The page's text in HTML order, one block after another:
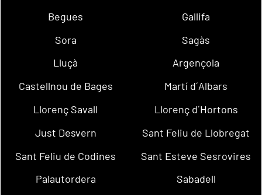
Begues
Gallifa
Sora
Sagàs
Lluçà
Argençola
Castellnou de Bages
Martí d´Albars
Llorenç Savall
Llorenç d´Hortons
Just Desvern
Sant Feliu de Llobregat
Sant Feliu de Codines
Sant Esteve Sesrovires
Palautordera
Sabadell